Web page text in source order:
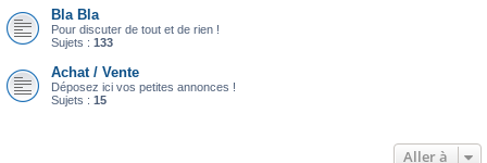
Bla Bla
Pour discuter de tout et de rien !
Sujets : 133
Achat / Vente
Déposez ici vos petites annonces !
Sujets : 15
Aller à